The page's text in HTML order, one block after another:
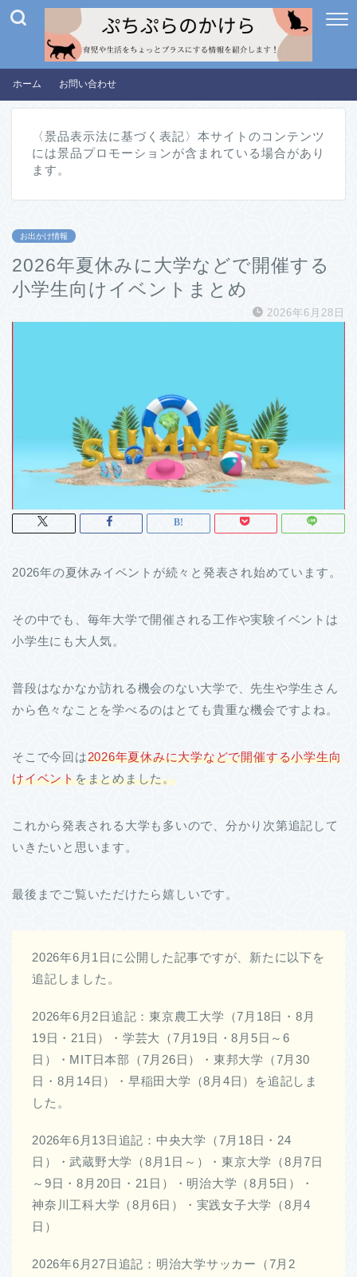
ホーム お問い合わせ
〈景品表示法に基づく表記〉本サイトのコンテンツ
には景品プロモーションが含まれている場合があり
ます。
お出かけ情報
2026年夏休みに大学などで開催する
小学生向けイベントまとめ
2026年6月28日
2026年の夏休みイベントが続々と発表され始めています。
その中でも、毎年大学で開催される工作や実験イベントは
小学生にも大人気。
普段はなかなか訪れる機会のない大学で、先生や学生さん
から色々なことを学べるのはとても貴重な機会ですよね。
そこで今回は2026年夏休みに大学などで開催する小学生向
けイベントをまとめました。
これから発表される大学も多いので、分かり次第追記して
いきたいと思います。
最後までご覧いただけたら嬉しいです。
2026年6月1日に公開した記事ですが、新たに以下を
追記しました。
2026年6月2日追記：東京農工大学（7月18日・8月
19日・21日）・学芸大（7月19日・8月5日～6
日）・MIT日本部（7月26日）・東邦大学（7月30
日・8月14日）・早稲田大学（8月4日）を追記しま
した。
2026年6月13日追記：中央大学（7月18日・24
日）・武蔵野大学（8月1日～）・東京大学（8月7日
～9日・8月20日・21日）・明治大学（8月5日）・
神奈川工科大学（8月6日）・実践女子大学（8月4
日）
2026年6月27日追記：明治大学サッカー（7月2